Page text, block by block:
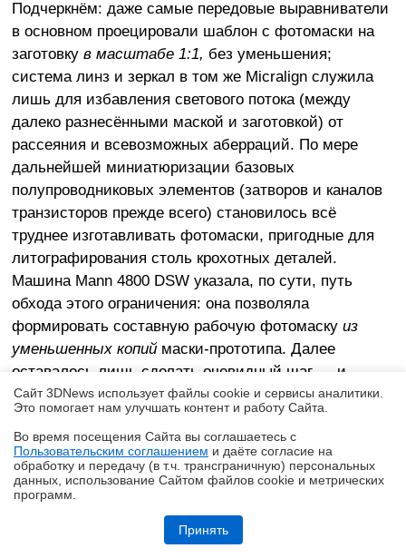
Обзор HUAWEI MatePad SE 11" (2026): тонкий металлический
планшет с раритетной начинкой
Подчеркнём: даже самые передовые выравниватели
в основном проецировали шаблон с фотомаски на
заготовку в масштабе 1:1, без уменьшения;
система линз и зеркал в том же Micralign служила
лишь для избавления светового потока (между
далеко разнесёнными маской и заготовкой) от
рассеяния и всевозможных аберраций. По мере
дальнейшей миниатюризации базовых
полупроводниковых элементов (затворов и каналов
транзисторов прежде всего) становилось всё
труднее изготавливать фотомаски, пригодные для
литографирования столь крохотных деталей.
Машина Mann 4800 DSW указала, по сути, путь
обхода этого ограничения: она позволяла
формировать составную рабочую фотомаску из
уменьшенных копиймаски-прототипа. Далее
оставалось лишь сделать очевидный шаг — и
начать проецировать шаблон с фотомаски
непосредственно на пластину-заготовку. Тем более
что размеры самих этих заготовок неуклонно росли,
приблизившись в начале 1980-х к 4 дюймам
(имеется в виду диаметр круглой пластины), — и
чем меньше операций требовало
фотолитографирование каждой, тем эффективнее
Сайт 3DNews использует файлы cookie и сервисы аналитики.
Это помогает нам улучшать контент и работу Cайта.
Во время посещения Cайта вы соглашаетесь с
Пользовательским соглашением и даёте согласие на
обработку и передачу (в т.ч. трансграничную) персональных
данных, использование Cайтом файлов cookie и метрических
программ.
Принять